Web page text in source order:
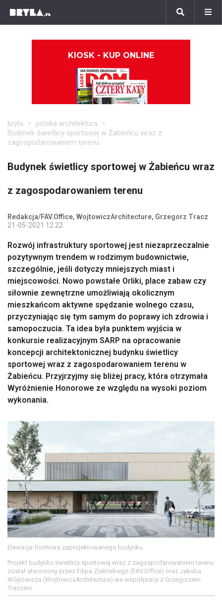
KIOSK - KUP ONLINE
bryła
polska architektura
Budynek świetlicy sportowej w Żabieńcu wraz z
zagospodarowaniem terenu
Budynek świetlicy sportowej w Żabieńcu wraz
z zagospodarowaniem terenu
Redakcja/FAV.Office, WojtowiczArchitecture, Grzegorz Tracz
21-05-2021 12:22
Rozwój infrastruktury sportowej jest niezaprzeczalnie
pozytywnym trendem w rodzimym budownictwie,
szczególnie, jeśli dotyczy mniejszych miast i
miejscowości. Nowo powstałe Orliki, place zabaw czy
siłownie zewnętrzne umożliwiają okolicznym
mieszkańcom aktywne spędzanie wolnego czasu,
przyczyniając się tym samym do poprawy ich zdrowia i
samopoczucia. Ta idea była punktem wyjścia w
konkursie realizacyjnym SARP na opracowanie
koncepcji architektonicznej budynku świetlicy
sportowej wraz z zagospodarowaniem terenu w
Żabieńcu. Przyjrzyjmy się bliżej pracy, która otrzymała
Wyróżnienie Honorowe ze względu na wysoki poziom
wykonania.
Elewacja frontowa zaprojektowanego budynku
Projekt budynku świetlicy sportowej wraz z zagospodarowaniem terenu
został stworzony przez Filipa Zielińskiego (FAV.Office) oraz Jakuba
Wójtowicza (WojtowiczArchitecture) we współpracy z Grzegorzem
Traczem.